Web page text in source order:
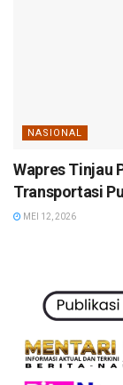
NASIONAL
Wapres Tinjau
Transportasi
MEI 12, 2026